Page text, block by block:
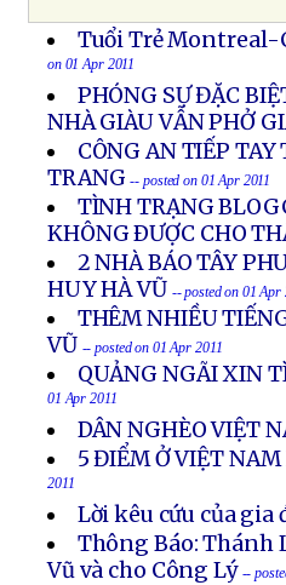
Tuổi Trẻ Montreal-
on 01 Apr 2011
PHÓNG SỰ ĐẶC
NHÀ GIÀU VẪN PHỞ
CÔNG AN TIẾP
TRANG -- posted on 01 Apr 2011
TÌNH TRẠNG
KHÔNG ÐƯỢC CHO
2 NHÀ BÁO TÂY
HUY HÀ VŨ -- posted on 01 Apr
THÊM NHIỀU
VŨ -- posted on 01 Apr 2011
QUẢNG NGÃI XIN
01 Apr 2011
DÂN NGHÈO VIỆT
5 ĐIỂM Ở VIỆT
2011
Lời kêu cứu của gia
Thông Báo: Thánh
Vũ và cho Công Lý --